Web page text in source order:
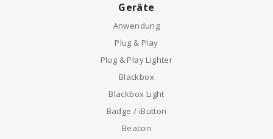
Geräte
Anwendung
Plug & Play
Plug & Play Lighter
Blackbox
Blackbox Light
Badge / iButton
Beacon